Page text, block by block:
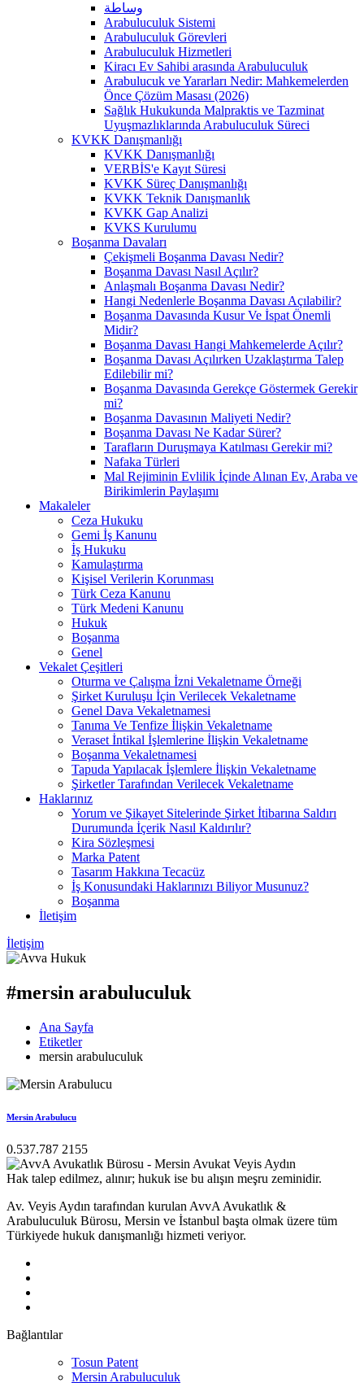
وساطة
Arabuluculuk Sistemi
Arabuluculuk Görevleri
Arabuluculuk Hizmetleri
Kiracı Ev Sahibi arasında Arabuluculuk
Arabulucuk ve Yararları Nedir: Mahkemelerden
Önce Çözüm Masası (2026)
Sağlık Hukukunda Malpraktis ve Tazminat
Uyuşmazlıklarında Arabuluculuk Süreci
KVKK Danışmanlığı
KVKK Danışmanlığı
VERBİS'e Kayıt Süresi
KVKK Süreç Danışmanlığı
KVKK Teknik Danışmanlık
KVKK Gap Analizi
KVKS Kurulumu
Boşanma Davaları
Çekişmeli Boşanma Davası Nedir?
Boşanma Davası Nasıl Açılır?
Anlaşmalı Boşanma Davası Nedir?
Hangi Nedenlerle Boşanma Davası Açılabilir?
Boşanma Davasında Kusur Ve İspat Önemli
Midir?
Boşanma Davası Hangi Mahkemelerde Açılır?
Boşanma Davası Açılırken Uzaklaştırma Talep
Edilebilir mi?
Boşanma Davasında Gerekçe Göstermek Gerekir
mi?
Boşanma Davasının Maliyeti Nedir?
Boşanma Davası Ne Kadar Sürer?
Tarafların Duruşmaya Katılması Gerekir mi?
Nafaka Türleri
Mal Rejiminin Evlilik İçinde Alınan Ev, Araba ve
Birikimlerin Paylaşımı
Makaleler
Ceza Hukuku
Gemi İş Kanunu
İş Hukuku
Kamulaştırma
Kişisel Verilerin Korunması
Türk Ceza Kanunu
Türk Medeni Kanunu
Hukuk
Boşanma
Genel
Vekalet Çeşitleri
Oturma ve Çalışma İzni Vekaletname Örneği
Şirket Kuruluşu İçin Verilecek Vekaletname
Genel Dava Vekaletnamesi
Tanıma Ve Tenfize İlişkin Vekaletname
Veraset İntikal İşlemlerine İlişkin Vekaletname
Boşanma Vekaletnamesi
Tapuda Yapılacak İşlemlere İlişkin Vekaletname
Şirketler Tarafından Verilecek Vekaletname
Haklarınız
Yorum ve Şikayet Sitelerinde Şirket İtibarına Saldırı
Durumunda İçerik Nasıl Kaldırılır?
Kira Sözleşmesi
Marka Patent
Tasarım Hakkına Tecacüz
İş Konusundaki Haklarınızı Biliyor Musunuz?
Boşanma
İletişim
İletişim
#mersin arabuluculuk
Ana Sayfa
Etiketler
mersin arabuluculuk
Mersin Arabulucu
0.537.787 2155
Hak talep edilmez, alınır; hukuk ise bu alışın meşru zeminidir.
Av. Veyis Aydın tarafından kurulan AvvA Avukatlık &
Arabuluculuk Bürosu, Mersin ve İstanbul başta olmak üzere tüm
Türkiyede hukuk danışmanlığı hizmeti veriyor.
Bağlantılar
Tosun Patent
Mersin Arabuluculuk